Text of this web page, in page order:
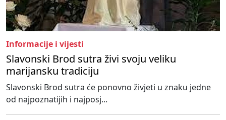
Informacije i vijesti
Slavonski Brod sutra živi svoju veliku
marijansku tradiciju
Slavonski Brod sutra će ponovno živjeti u znaku jedne
od najpoznatijih i najposj...